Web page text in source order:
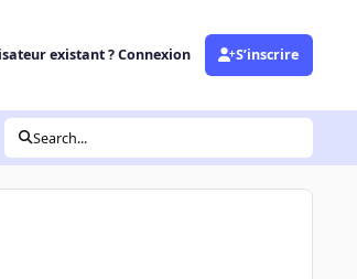
existant ? Connexion S’inscrire
Search...